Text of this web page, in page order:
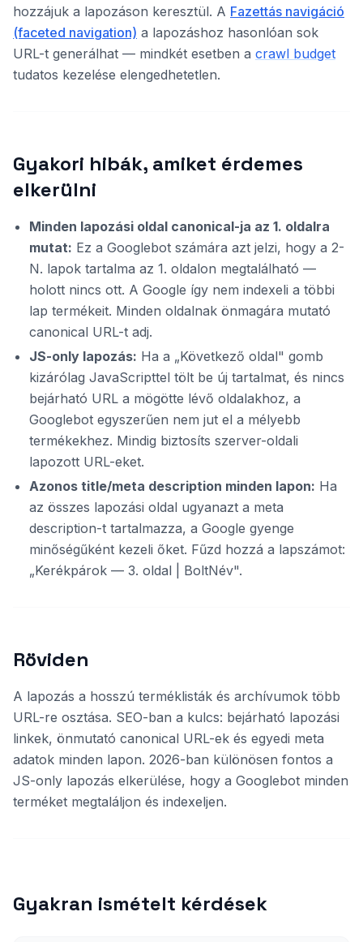
hozzájuk a lapozáson keresztül. A Fazettás navigáció
(faceted navigation) a lapozáshoz hasonlóan sok
URL-t generálhat — mindkét esetben a crawl budget
tudatos kezelése elengedhetetlen.
Gyakori hibák, amiket érdemes
elkerülni
Minden lapozási oldal canonical-ja az 1. oldalra
mutat: Ez a Googlebot számára azt jelzi, hogy a 2-
N. lapok tartalma az 1. oldalon megtalálható —
holott nincs ott. A Google így nem indexeli a többi
lap termékeit. Minden oldalnak önmagára mutató
canonical URL-t adj.
JS-only lapozás: Ha a „Következő oldal" gomb
kizárólag JavaScripttel tölt be új tartalmat, és nincs
bejárható URL a mögötte lévő oldalakhoz, a
Googlebot egyszerűen nem jut el a mélyebb
termékekhez. Mindig biztosíts szerver-oldali
lapozott URL-eket.
Azonos title/meta description minden lapon: Ha
az összes lapozási oldal ugyanazt a meta
description-t tartalmazza, a Google gyenge
minőségűként kezeli őket. Fűzd hozzá a lapszámot:
„Kerékpárok — 3. oldal | BoltNév".
Röviden
A lapozás a hosszú terméklisták és archívumok több
URL-re osztása. SEO-ban a kulcs: bejárható lapozási
linkek, önmutató canonical URL-ek és egyedi meta
adatok minden lapon. 2026-ban különösen fontos a
JS-only lapozás elkerülése, hogy a Googlebot minden
terméket megtaláljon és indexeljen.
Gyakran ismételt kérdések